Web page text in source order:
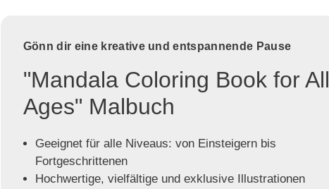
Gönn dir eine kreative und entspannende Pause
"Mandala Coloring Book for All
Ages" Malbuch
Geeignet für alle Niveaus: von Einsteigern bis
Fortgeschrittenen
Hochwertige, vielfältige und exklusive Illustrationen